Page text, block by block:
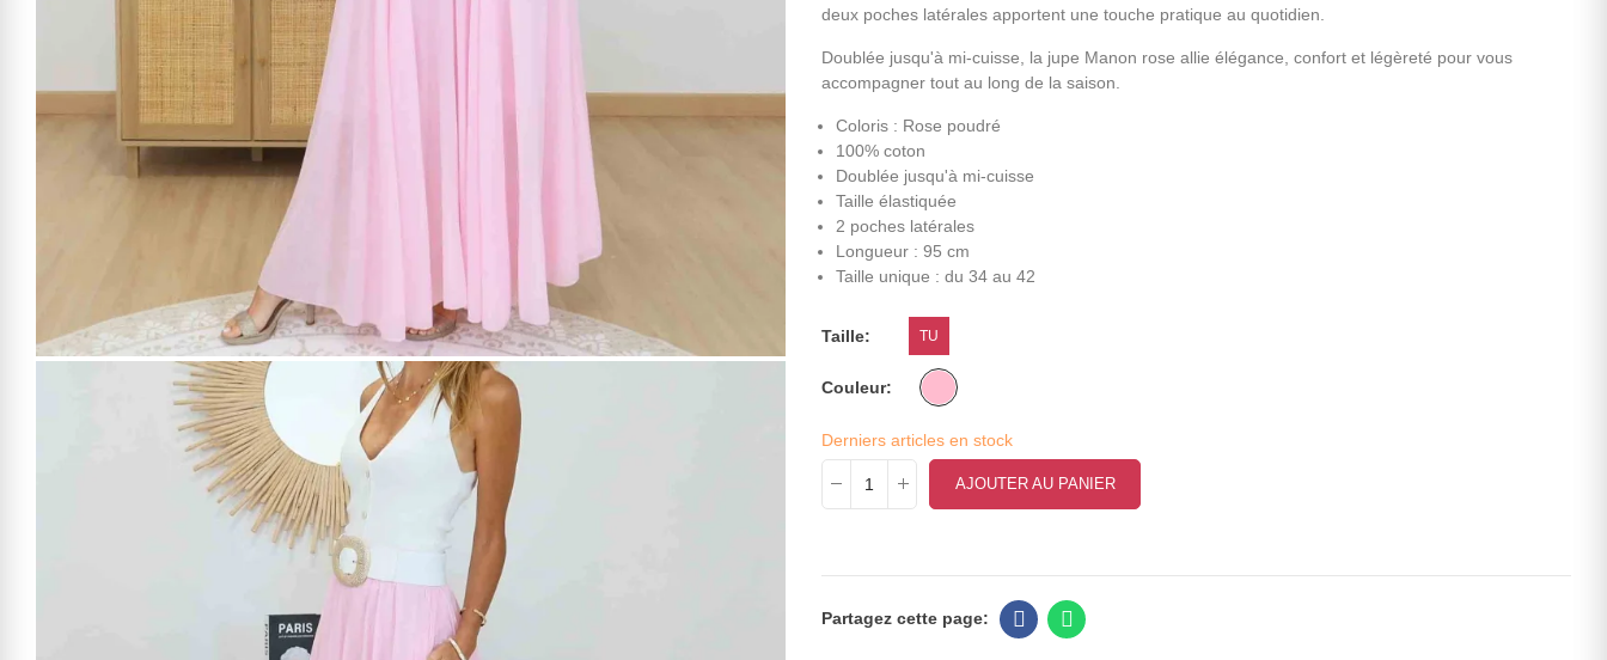
deux poches latérales apportent une touche pratique au quotidien.
Doublée jusqu'à mi-cuisse, la jupe Manon rose allie élégance, confort et légèreté pour vous
accompagner tout au long de la saison.
Coloris : Rose poudré
100% coton
Doublée jusqu'à mi-cuisse
Taille élastiquée
2 poches latérales
Longueur : 95 cm
Taille unique : du 34 au 42
Taille TU
Couleur
Derniers articles en stock
AJOUTER AU PANIER